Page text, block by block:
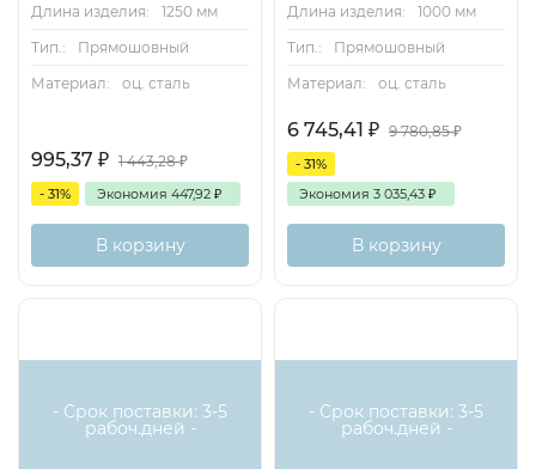
Длина изделия:
1250 мм
Тип.:
Прямошовный
Материал:
оц. сталь
995,37 ₽ 1 443,28₽
- 31% Экономия 447,92 ₽
В корзину
Длина изделия:
1000 мм
Тип.:
Прямошовный
Материал:
оц. сталь
6 745,41 ₽ 9 780,85₽
- 31%
Экономия 3 035,43 ₽
В корзину
- Срок поставки: 3-5
рабоч.дней -
- Срок поставки: 3-5
рабоч.дней -